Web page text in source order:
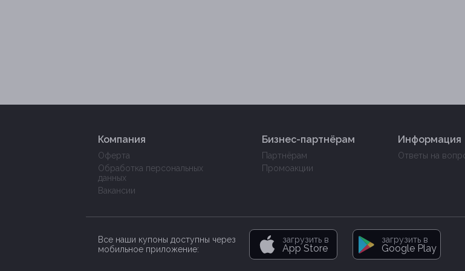
Компания
Оферта
Обработка персональных
данных
Вакансии
Бизнес-партнёрам
Партнёрам
Промоакции
Информация
Ответы на
Все наши купоны доступны через
мобильное приложение:
загрузить в
App Store
загрузить в
Google Play